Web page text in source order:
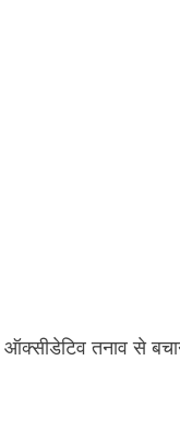
ऑक्सीडेटिव तनाव से